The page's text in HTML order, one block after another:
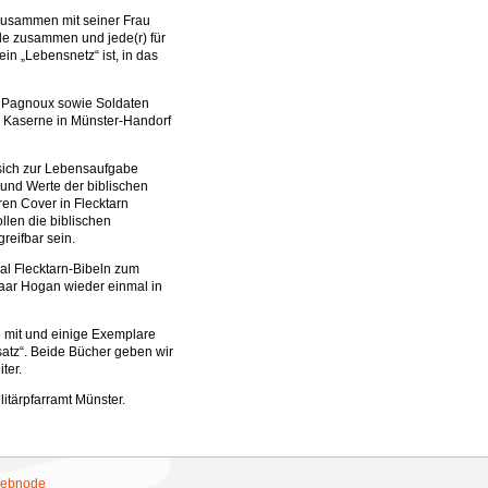
mit seiner Frau
zusammen und jede(r) für
„Lebensnetz“ ist, in das
sowie Soldaten
in Münster-Handorf
zur Lebensaufgabe
Werte der biblischen
Cover in Flecktarn
die biblischen
sein.
Flecktarn-Bibeln zum
Hogan wieder einmal in
und einige Exemplare
Beide Bücher geben wir
Münster.